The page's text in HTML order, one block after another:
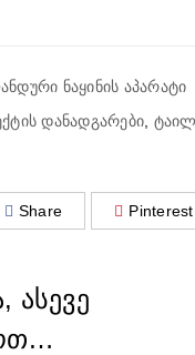
ნაყინის აპარატი
დანადგარები
Share Pinterest
ᲐᲡᲔᲕᲔ